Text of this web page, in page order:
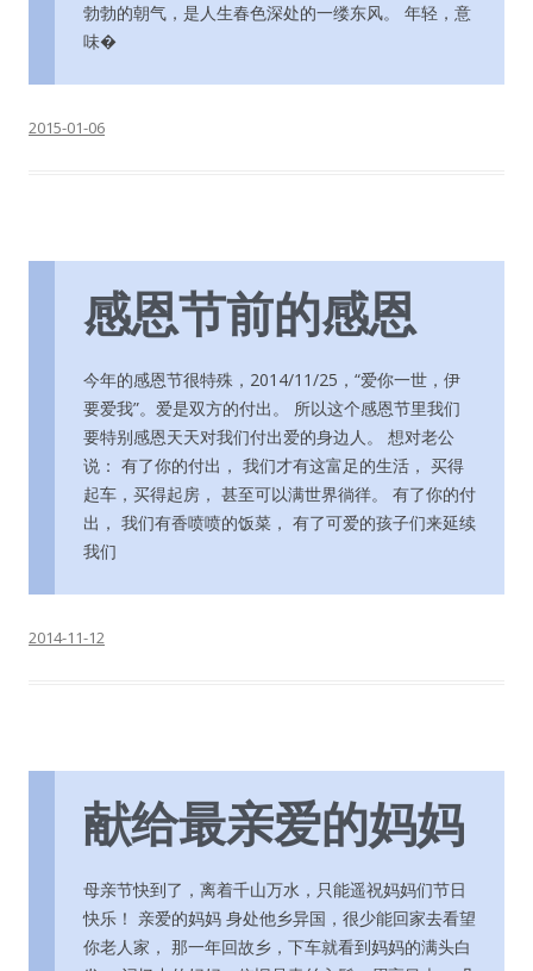
勃勃的朝气，是人生春色深处的一缕东风。 年轻，意
味�
2015-01-06
感恩节前的感恩
今年的感恩节很特殊，2014/11/25，“爱你一世，伊
要爱我”。爱是双方的付出。 所以这个感恩节里我们
要特别感恩天天对我们付出爱的身边人。 想对老公
说： 有了你的付出， 我们才有这富足的生活， 买得
起车，买得起房， 甚至可以满世界徜徉。 有了你的付
出， 我们有香喷喷的饭菜， 有了可爱的孩子们来延续
我们
2014-11-12
献给最亲爱的妈妈
母亲节快到了，离着千山万水，只能遥祝妈妈们节日
快乐！ 亲爱的妈妈 身处他乡异国，很少能回家去看望
你老人家， 那一年回故乡，下车就看到妈妈的满头白